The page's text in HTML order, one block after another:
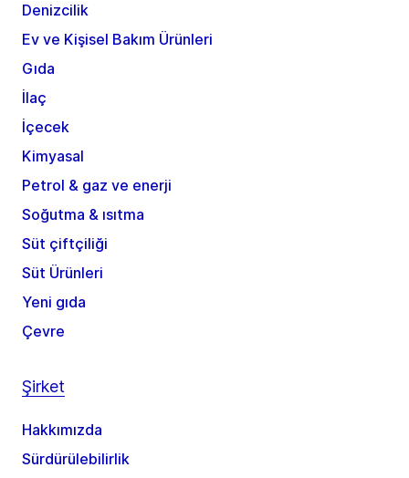
Denizcilik
Ev ve Kişisel Bakım Ürünleri
Gıda
İlaç
İçecek
Kimyasal
Petrol & gaz ve enerji
Soğutma & ısıtma
Süt çiftçiliği
Süt Ürünleri
Yeni gıda
Çevre
Şirket
Hakkımızda
Sürdürülebilirlik